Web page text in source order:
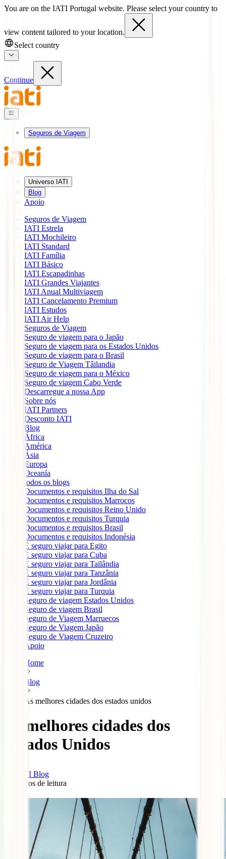
You are on the IATI Portugal website. Please select your country to
view content tailored to your location.
Select country
Continue
Seguros de Viagem
Universo IATI
Blog
Apoio
Seguros de Viagem
IATI Estrela
IATI Mochileiro
IATI Standard
IATI Família
IATI Básico
IATI Escapadinhas
IATI Grandes Viajantes
IATI Anual Multiviagem
IATI Cancelamento Premium
IATI Estudos
IATI Air Help
Seguros de Viagem
Seguro de viagem para o Japão
Seguro de viagem para os Estados Unidos
Seguro de viagem para o Brasil
Seguro de Viagem Tâilandia
Seguro de viagem para o México
Seguro de viagem Cabo Verde
Descarregue a nossa App
Sobre nós
IATI Partners
Desconto IATI
Blog
África
América
Ásia
Europa
Oceanía
todos os blogs
Documentos e requisitos Ilha do Sal
Documentos e requisitos Marrocos
Documentos e requisitos Reino Unido
Documentos e requisitos Turquia
Documentos e requisitos Brasil
Documentos e requisitos Indonésia
É seguro viajar para Egito
É seguro viajar para Cuba
É seguro viajar para Tailândia
É seguro viajar para Tanzânia
É seguro viajar para Jordânia
É seguro viajar para Turquia
Seguro de viagem Estados Unidos
Seguro de viagem Brasil
Seguro de Viagem Marruecos
Seguro de Viagem Japão
Seguro de Viagem Cruzeiro
Apoio
Home
Blog
As melhores cidades dos estados unidos
As melhores cidades dos
Estados Unidos
IATI Blog
minutos de leitura